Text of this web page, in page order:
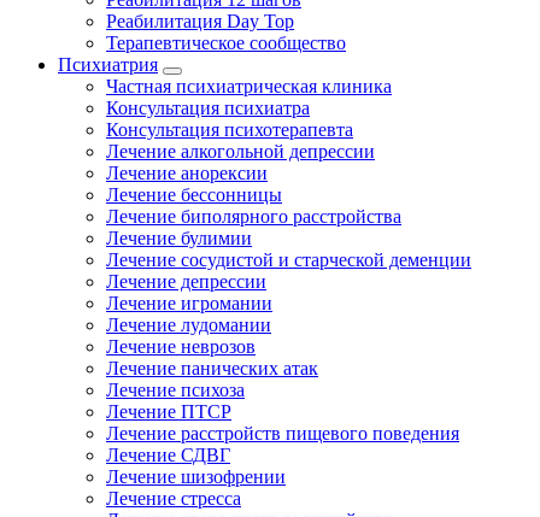
Реабилитация Day Top
Терапевтическое сообщество
Психиатрия
Частная психиатрическая клиника
Консультация психиатра
Консультация психотерапевта
Лечение алкогольной депрессии
Лечение анорексии
Лечение бессонницы
Лечение биполярного расстройства
Лечение булимии
Лечение сосудистой и старческой деменции
Лечение депрессии
Лечение игромании
Лечение лудомании
Лечение неврозов
Лечение панических атак
Лечение психоза
Лечение ПТСР
Лечение расстройств пищевого поведения
Лечение СДВГ
Лечение шизофрении
Лечение стресса